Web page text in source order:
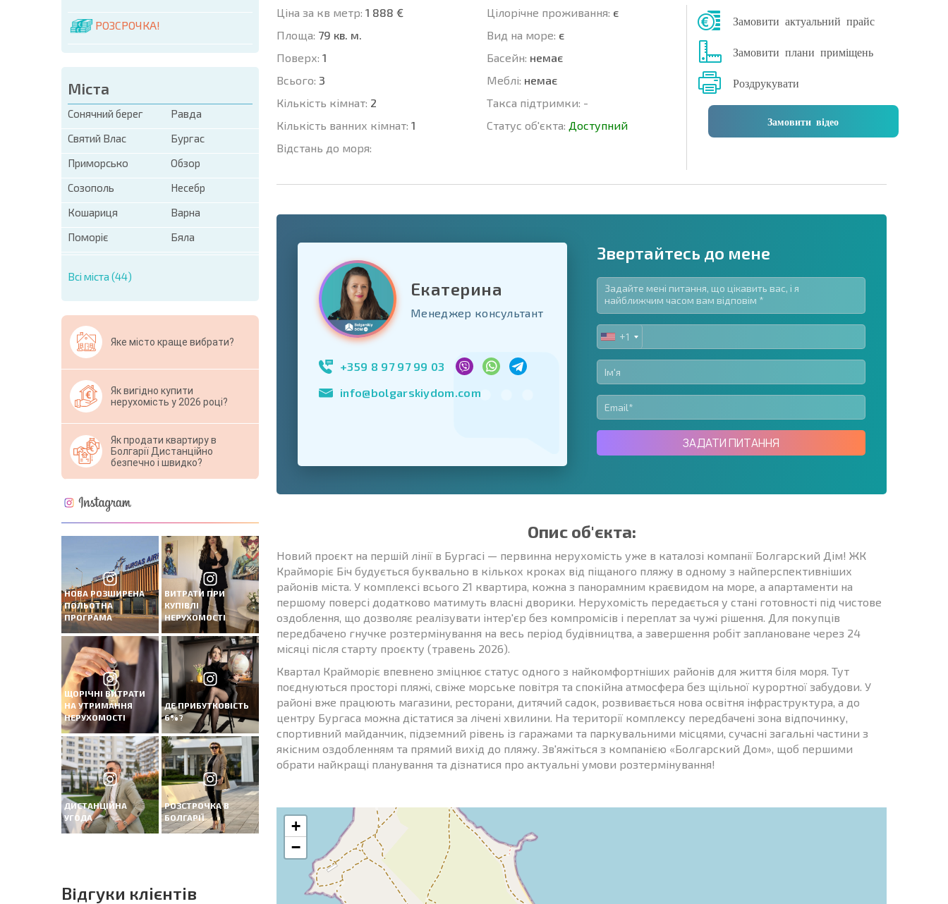
РОЗСРОЧКА!
Міста
Сонячний берег
Равда
Святий Влас
Бургас
Приморсько
Обзор
Созополь
Несебр
Кошариця
Варна
Поморіє
Бяла
Всі міста (44)
Яке місто краще вибрати?
Як вигідно купити
нерухомість у 2026 році?
Як продати квартиру в
Болгарії Дистанційно
безпечно і швидко?
НОВА РОЗШИРЕНА
ПОЛЬОТНА
ПРОГРАМА
ВИТРАТИ ПРИ
КУПІВЛІ
НЕРУХОМОСТІ
ЩОРІЧНІ ВИТРАТИ
НА УТРИМАННЯ
НЕРУХОМОСТІ
ДЕ ПРИБУТКОВІСТЬ
6%?
ДИСТАНЦІЙНА
УГОДА
РОЗСТРОЧКА В
БОЛГАРІЇ
Вiдгуки клієнтів
Ціна за кв метр: 1 888 €
Площа: 79 кв. м.
Поверх: 1
Всього: 3
Кількість кімнат: 2
Кількість ванних кімнат: 1
Відстань до моря:
Цілорічне проживання: є
Вид на море: є
Баcейн: немає
Меблі: немає
Такса підтримки: -
Статус об'єкта: Доступний
Замовити актуальний прайс
Замовити плани приміщень
Роздрукувати
Замовити відео
United
+1
* Поля обов'язкові для заповнення
Свернуть форму
Підписатися на розсилку | Натискаючи кнопку, ви дозволяєте
використання своїх даних.
Надіслати повідомлення
Екатерина
Менеджер консультант
+359 8 97 97 99 03
info@bolgarskiydom.com
Звертайтесь до мене
UNITED
STATES
+1
+1
ЗАДАТИ ПИТАННЯ
Опис об'єкта:
Новий проєкт на першій лінії в Бургасі — первинна нерухомість уже в каталозі компанії Болгарский Дім! ЖК
Крайморіє Біч будується буквально в кількох кроках від піщаного пляжу в одному з найперспективніших
районів міста. У комплексі всього 21 квартира, кожна з панорамним краєвидом на море, а апартаменти на
першому поверсі додатково матимуть власні дворики. Нерухомість передається у стані готовності під чистове
оздоблення, що дозволяє реалізувати інтер'єр без компромісів і переплат за чужі рішення. Для покупців
передбачено гнучке розтермінування на весь період будівництва, а завершення робіт заплановане через 24
місяці після старту проєкту (травень 2026).
Квартал Крайморіє впевнено зміцнює статус одного з найкомфортніших районів для життя біля моря. Тут
поєднуються просторі пляжі, свіже морське повітря та спокійна атмосфера без щільної курортної забудови. У
районі вже працюють магазини, ресторани, дитячий садок, розвивається нова освітня інфраструктура, а до
центру Бургаса можна дістатися за лічені хвилини. На території комплексу передбачені зона відпочинку,
спортивний майданчик, підземний рівень із гаражами та паркувальними місцями, сучасні загальні частини з
якісним оздобленням та прямий вихід до пляжу. Зв'яжіться з компанією «Болгарский Дом», щоб першими
обрати найкращі планування та дізнатися про актуальні умови розтермінування!
+
−